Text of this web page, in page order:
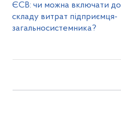
ЄСВ: чи можна включати до
складу витрат підприємця-
загальносистемника?